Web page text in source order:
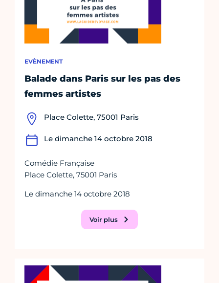
EVÈNEMENT
Balade dans Paris sur les pas des
femmes artistes
Place Colette, 75001 Paris
Le dimanche 14 octobre 2018
Comédie Française
Place Colette, 75001 Paris
Le dimanche 14 octobre 2018
Voir plus